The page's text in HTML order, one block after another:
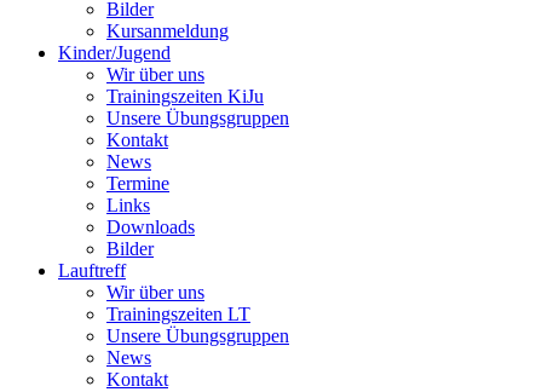
Bilder
Kursanmeldung
Kinder/Jugend
Wir über uns
Trainingszeiten KiJu
Unsere Übungsgruppen
Kontakt
News
Termine
Links
Downloads
Bilder
Lauftreff
Wir über uns
Trainingszeiten LT
Unsere Übungsgruppen
News
Kontakt